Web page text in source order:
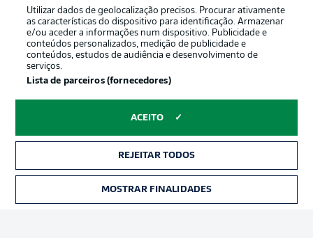
Termos de uso Emissoras
Trabalhe conosco Marca
Utilizar dados de geolocalização precisos. Procurar ativamente
as características do dispositivo para identificação. Armazenar
e/ou aceder a informações num dispositivo. Publicidade e
conteúdos personalizados, medição de publicidade e
conteúdos, estudos de audiência e desenvolvimento de
serviços.
Lista de parceiros (fornecedores)
ACEITO
REJEITAR TODOS
MOSTRAR FINALIDADES